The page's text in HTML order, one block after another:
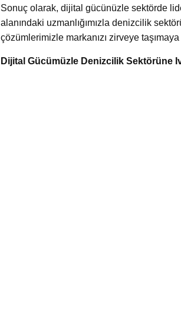
Sonuç olarak, dijital gücünüzle sektörde
alanındaki uzmanlığımızla denizcilik
çözümlerimizle markanızı zirveye taşımaya
Dijital Gücümüzle Denizcilik Sektörüne